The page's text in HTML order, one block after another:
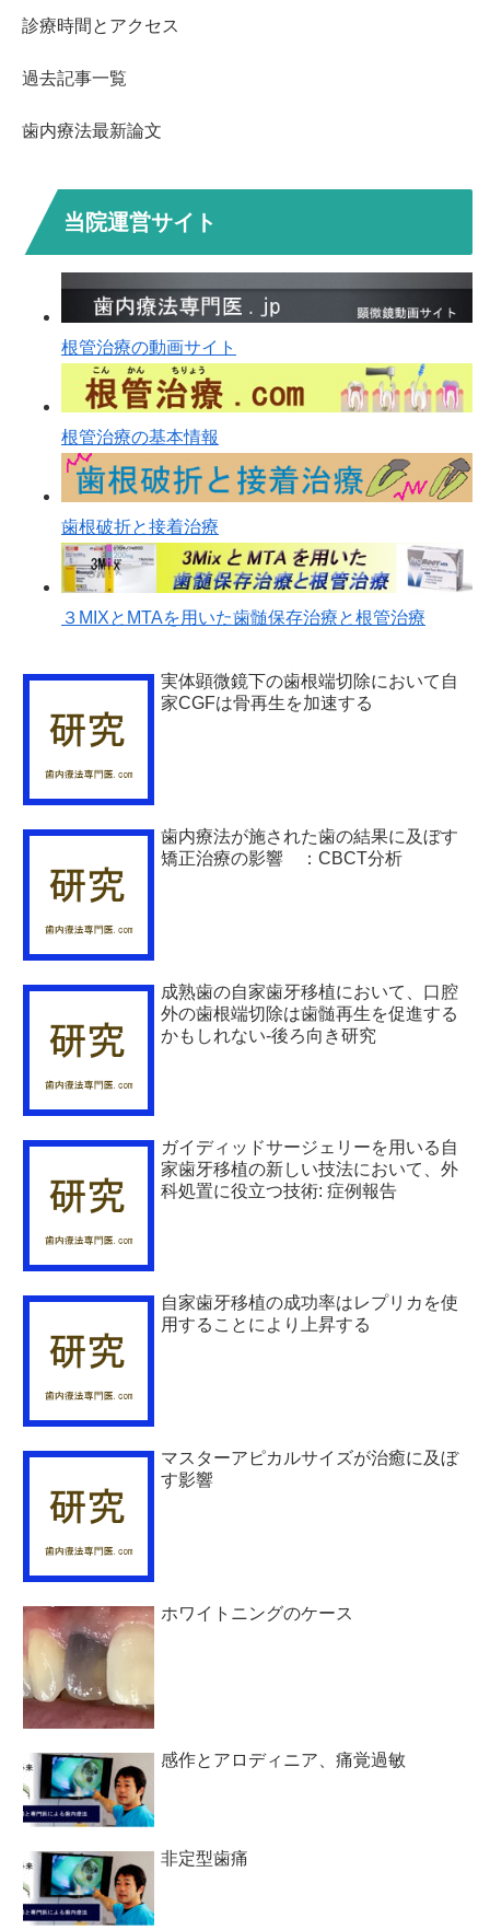
診療時間とアクセス
過去記事一覧
歯内療法最新論文
当院運営サイト
根管治療の動画サイト
根管治療の基本情報
歯根破折と接着治療
３MIXとMTAを用いた歯髄保存治療と根管治療
実体顕微鏡下の歯根端切除において自
家CGFは骨再生を加速する
歯内療法が施された歯の結果に及ぼす
矯正治療の影響 ：CBCT分析
成熟歯の自家歯牙移植において、口腔
外の歯根端切除は歯髄再生を促進する
かもしれない-後ろ向き研究
ガイディッドサージェリーを用いる自
家歯牙移植の新しい技法において、外
科処置に役立つ技術: 症例報告
自家歯牙移植の成功率はレプリカを使
用することにより上昇する
マスターアピカルサイズが治癒に及ぼ
す影響
ホワイトニングのケース
感作とアロディニア、痛覚過敏
非定型歯痛